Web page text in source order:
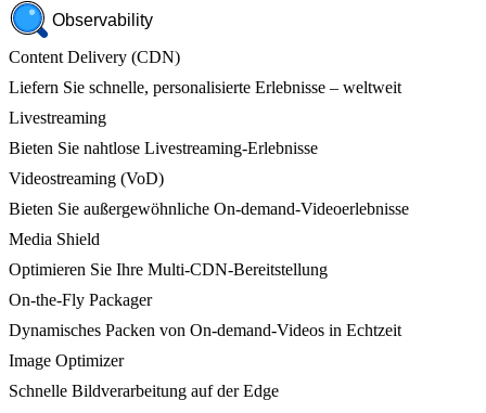
Observability
Content Delivery (CDN)
Liefern Sie schnelle, personalisierte Erlebnisse – weltweit
Livestreaming
Bieten Sie nahtlose Livestreaming-Erlebnisse
Videostreaming (VoD)
Bieten Sie außergewöhnliche On-demand-Videoerlebnisse
Media Shield
Optimieren Sie Ihre Multi-CDN-Bereitstellung
On-the-Fly Packager
Dynamisches Packen von On-demand-Videos in Echtzeit
Image Optimizer
Schnelle Bildverarbeitung auf der Edge